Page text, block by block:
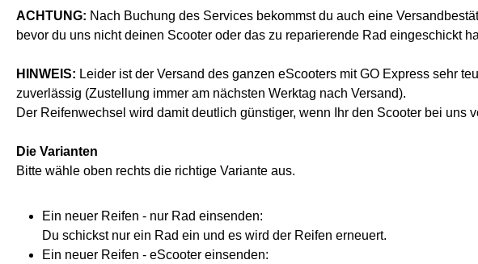
ACHTUNG: Nach Buchung des Services bekommst du auch eine
bevor du uns nicht deinen Scooter oder das zu reparierende Rad eingeschickt
HINWEIS: Leider ist der Versand des ganzen eScooters mit GO Express sehr
zuverlässig (Zustellung immer am nächsten Werktag nach Versand).
Der Reifenwechsel wird damit deutlich günstiger, wenn Ihr den Scooter bei
Die Varianten
Bitte wähle oben rechts die richtige Variante aus.
Ein neuer Reifen - nur Rad einsenden:
Du schickst nur ein Rad ein und es wird der Reifen erneuert.
Ein neuer Reifen - eScooter einsenden: